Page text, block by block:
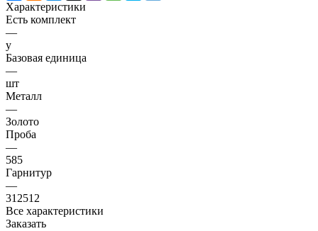
Характеристики
Есть комплект
—
y
Базовая единица
—
шт
Металл
—
Золото
Проба
—
585
Гарнитур
—
312512
Все характеристики
Заказать